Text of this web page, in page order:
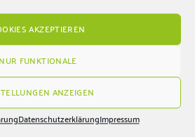
AKZEPTIEREN
NUR FUNKTIONALE
ANZEIGEN
DatenschutzerklärungImpressum
pro Tasse (250 ml)
100 °C